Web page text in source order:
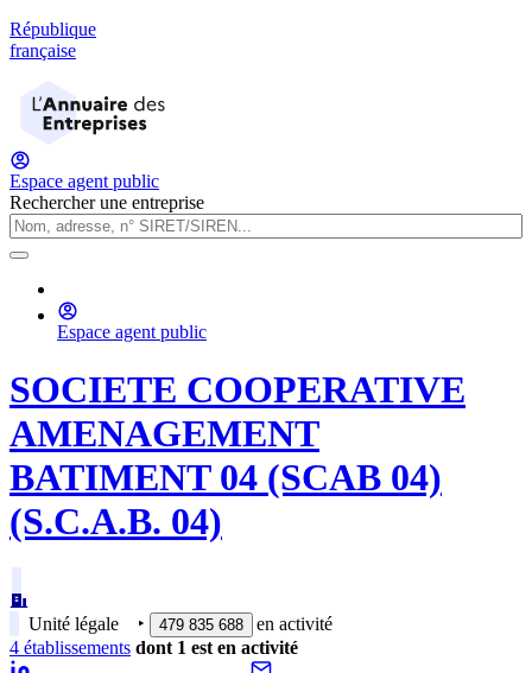
République
française
Espace agent public
Rechercher une entreprise
Espace agent public
SOCIETE COOPERATIVE
AMENAGEMENT
BATIMENT 04 (SCAB 04)
(S.C.A.B. 04)
Unité légale ‣ 479 835 688
en activité
4 établissements dont 1 est en activité